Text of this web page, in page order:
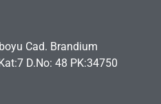
Cad. Brandium
D.No: 48 PK:34750